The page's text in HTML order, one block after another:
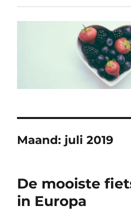
Maand: juli 2019
De mooiste
in Europa